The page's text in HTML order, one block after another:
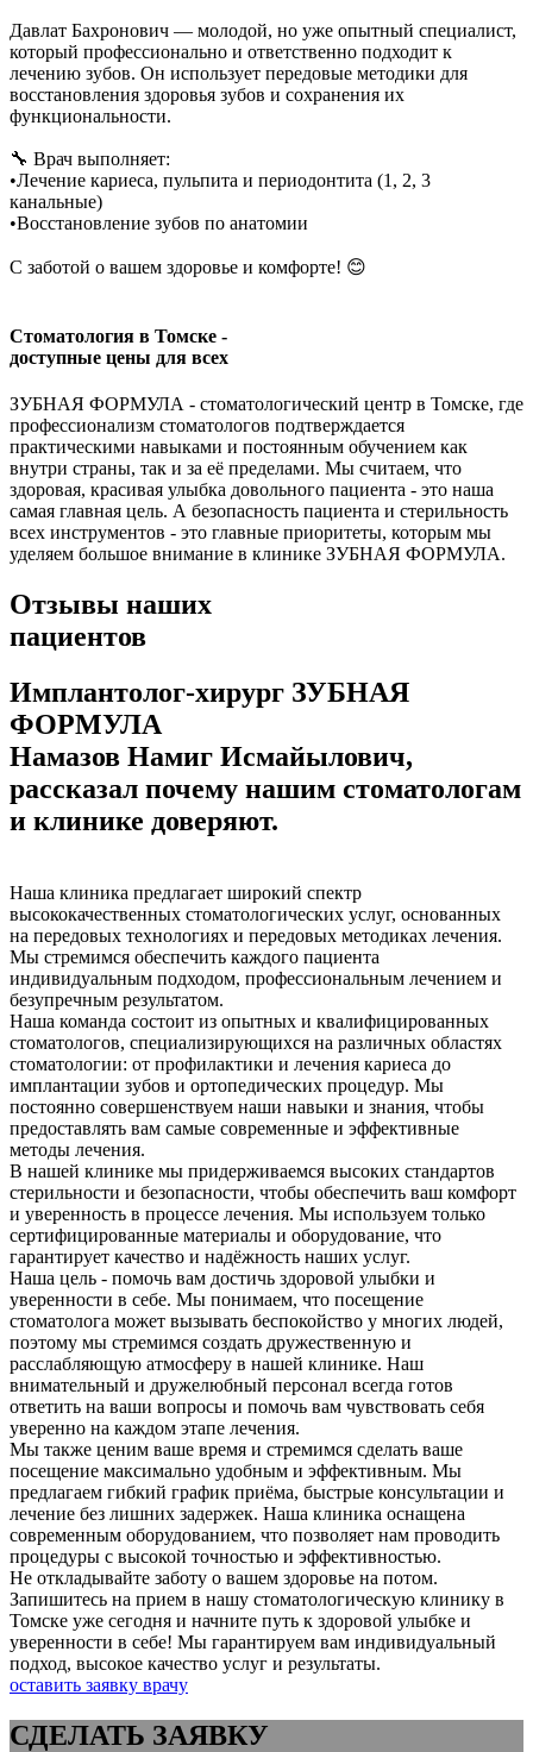
Давлат Бахронович — молодой, но уже опытный специалист,
который профессионально и ответственно подходит к
лечению зубов. Он использует передовые методики для
восстановления здоровья зубов и сохранения их
функциональности.
🔧 Врач выполняет:
•Лечение кариеса, пульпита и периодонтита (1, 2, 3
канальные)
•Восстановление зубов по анатомии
С заботой о вашем здоровье и комфорте! 😊
Стоматология в Томске -
доступные цены для всех
ЗУБНАЯ ФОРМУЛА - стоматологический центр в Томске, где
профессионализм стоматологов подтверждается
практическими навыками и постоянным обучением как
внутри страны, так и за её пределами. Мы считаем, что
здоровая, красивая улыбка довольного пациента - это наша
самая главная цель. А безопасность пациента и стерильность
всех инструментов - это главные приоритеты, которым мы
уделяем большое внимание в клинике ЗУБНАЯ ФОРМУЛА.
Отзывы наших
пациентов
Имплантолог-хирург ЗУБНАЯ
ФОРМУЛА
Намазов Намиг Исмайылович,
рассказал почему нашим стоматологам
и клинике доверяют.
Наша клиника предлагает широкий спектр
высококачественных стоматологических услуг, основанных
на передовых технологиях и передовых методиках лечения.
Мы стремимся обеспечить каждого пациента
индивидуальным подходом, профессиональным лечением и
безупречным результатом.
Наша команда состоит из опытных и квалифицированных
стоматологов, специализирующихся на различных областях
стоматологии: от профилактики и лечения кариеса до
имплантации зубов и ортопедических процедур. Мы
постоянно совершенствуем наши навыки и знания, чтобы
предоставлять вам самые современные и эффективные
методы лечения.
В нашей клинике мы придерживаемся высоких стандартов
стерильности и безопасности, чтобы обеспечить ваш комфорт
и уверенность в процессе лечения. Мы используем только
сертифицированные материалы и оборудование, что
гарантирует качество и надёжность наших услуг.
Наша цель - помочь вам достичь здоровой улыбки и
уверенности в себе. Мы понимаем, что посещение
стоматолога может вызывать беспокойство у многих людей,
поэтому мы стремимся создать дружественную и
расслабляющую атмосферу в нашей клинике. Наш
внимательный и дружелюбный персонал всегда готов
ответить на ваши вопросы и помочь вам чувствовать себя
уверенно на каждом этапе лечения.
Мы также ценим ваше время и стремимся сделать ваше
посещение максимально удобным и эффективным. Мы
предлагаем гибкий график приёма, быстрые консультации и
лечение без лишних задержек. Наша клиника оснащена
современным оборудованием, что позволяет нам проводить
процедуры с высокой точностью и эффективностью.
Не откладывайте заботу о вашем здоровье на потом.
Запишитесь на прием в нашу стоматологическую клинику в
Томске уже сегодня и начните путь к здоровой улыбке и
уверенности в себе! Мы гарантируем вам индивидуальный
подход, высокое качество услуг и результаты.
оставить заявку врачу
СДЕЛАТЬ ЗАЯВКУ